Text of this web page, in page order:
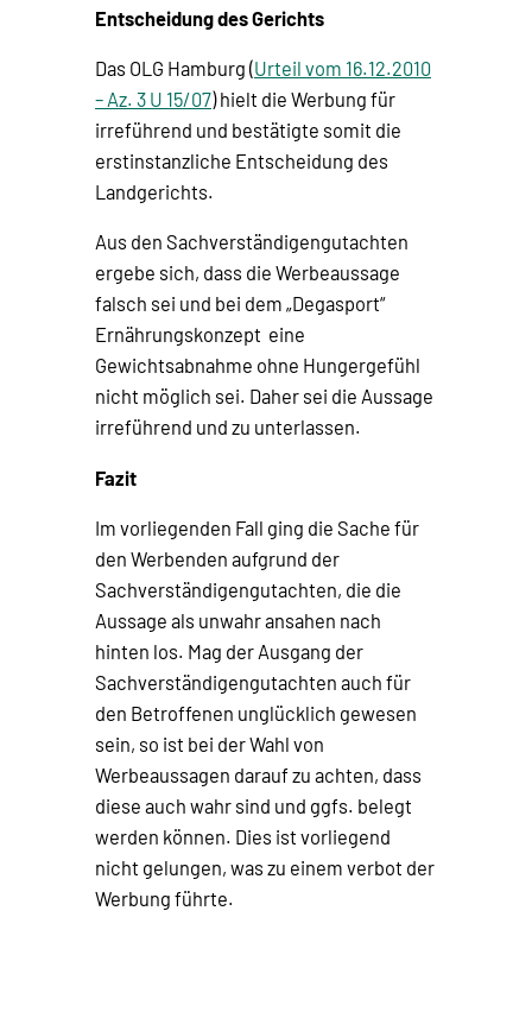
Entscheidung des Gerichts
Das OLG Hamburg (Urteil vom 16.12.2010
– Az. 3 U 15/07) hielt die Werbung für
irreführend und bestätigte somit die
erstinstanzliche Entscheidung des
Landgerichts.
Aus den Sachverständigengutachten
ergebe sich, dass die Werbeaussage
falsch sei und bei dem „Degasport“
Ernährungskonzept eine
Gewichtsabnahme ohne Hungergefühl
nicht möglich sei. Daher sei die Aussage
irreführend und zu unterlassen.
Fazit
Im vorliegenden Fall ging die Sache für
den Werbenden aufgrund der
Sachverständigengutachten, die die
Aussage als unwahr ansahen nach
hinten los. Mag der Ausgang der
Sachverständigengutachten auch für
den Betroffenen unglücklich gewesen
sein, so ist bei der Wahl von
Werbeaussagen darauf zu achten, dass
diese auch wahr sind und ggfs. belegt
werden können. Dies ist vorliegend
nicht gelungen, was zu einem verbot der
Werbung führte.